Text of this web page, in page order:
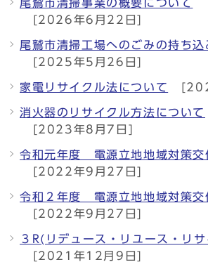
尾鷲市清掃事業の概要について
[2026年6月22日]
尾鷲市清掃工場へのごみの持ち込
[2025年5月26日]
家電リサイクル法について
消火器のリサイクル方法について
[2023年8月7日]
令和元年度 電源立地地域対策交
[2022年9月27日]
令和２年度 電源立地地域対策交
[2022年9月27日]
３R(リデュース・リユース・リ
[2021年12月9日]